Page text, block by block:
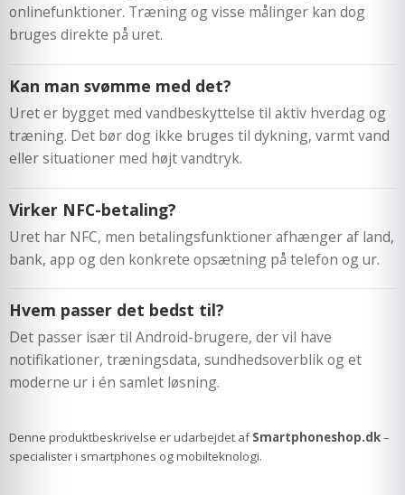
onlinefunktioner. Træning og visse målinger kan dog
bruges direkte på uret.
Kan man svømme med det?
Uret er bygget med vandbeskyttelse til aktiv hverdag og
træning. Det bør dog ikke bruges til dykning, varmt vand
eller situationer med højt vandtryk.
Virker NFC-betaling?
Uret har NFC, men betalingsfunktioner afhænger af land,
bank, app og den konkrete opsætning på telefon og ur.
Hvem passer det bedst til?
Det passer især til Android-brugere, der vil have
notifikationer, træningsdata, sundhedsoverblik og et
moderne ur i én samlet løsning.
Denne produktbeskrivelse er udarbejdet afSmartphoneshop.dk–
specialister i smartphones og mobilteknologi.